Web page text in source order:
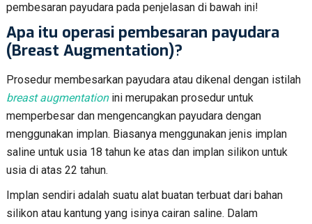
pembesaran payudara pada penjelasan di bawah ini!
Apa itu operasi pembesaran payudara
(Breast Augmentation)?
Prosedur membesarkan payudara atau dikenal dengan istilah
breast augmentation ini merupakan prosedur untuk
memperbesar dan mengencangkan payudara dengan
menggunakan implan. Biasanya menggunakan jenis implan
saline untuk usia 18 tahun ke atas dan implan silikon untuk
usia di atas 22 tahun.
Implan sendiri adalah suatu alat buatan terbuat dari bahan
silikon atau kantung yang isinya cairan saline. Dalam